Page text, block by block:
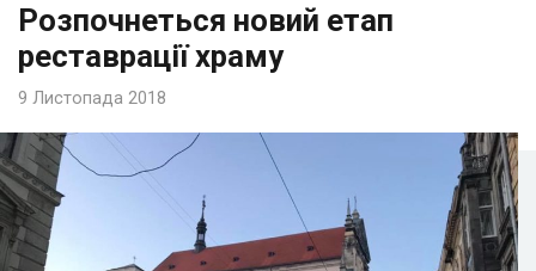
Розпочнеться новий етап
реставрації храму
9 Листопада 2018